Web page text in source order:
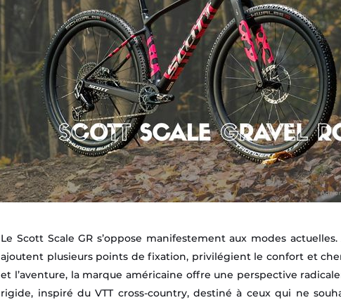
Le Scott Scale GR s’oppose manifestement aux modes
ajoutent plusieurs points de fixation, privilégient le confort et
et l’aventure, la marque américaine offre une perspective
rigide, inspiré du VTT cross-country, destiné à ceux qui ne